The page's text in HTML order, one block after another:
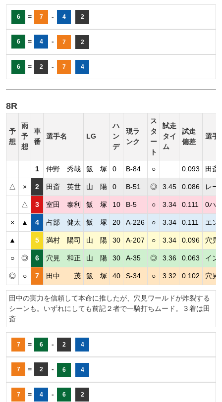
6 = 7 - 4 2
6 = 4 - 7 2
6 = 2 - 7 4
8R
予
想
雨
予
想
車
番
選手名 LG
ハ
ン
デ
現ラ
ンク
ス
タ
ー
ト
試走
タイ
ム
試走
偏差
選手
1 仲野 秀哉 飯 塚 0 B-84 ○ 0.093 田斎
△ × 2 田斎 英世 山 陽 0 B-51 ◎ 3.45 0.086 レー
△ 3 室田 泰利 飯 塚 10 B-5 ○ 3.34 0.111 0ハ
× ▲ 4 占部 健太 飯 塚 20 A-226 ○ 3.34 0.111 エン
▲ 5 満村 陽司 山 陽 30 A-207 ○ 3.34 0.096 穴見
○ ◎ 6 穴見 和正 山 陽 30 A-35 ◎ 3.36 0.063 イン
◎ ○ 7 田中 茂 飯 塚 40 S-34 ○ 3.32 0.102 穴見
田中の実力を信頼して本命に推したが、穴見ワールドが炸裂する
シーンも。いずれにしても前記２者で一騎打ちムード。３着は田
斎
7 = 6 - 2 4
7 = 2 - 6 4
7 = 4 - 6 2